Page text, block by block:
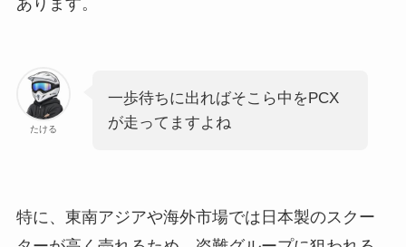
あります。
たける
一歩待ちに出ればそこら中をPCX
が走ってますよね
特に、東南アジアや海外市場では日本製のスクー